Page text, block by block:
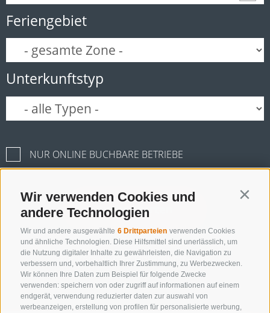
Wir verwenden Cookies und
andere Technologien
Wir und andere ausgewählte 6 Drittparteien verwenden Cookies
und ähnliche Technologien. Diese Hilfsmittel sind unerlässlich, um
die Nutzung digitaler Inhalte zu gewährleisten, die Navigation zu
verbessern und, vorbehaltlich Ihrer Zustimmung, zu Werbezwecken.
Wir können Ihre Daten zum Beispiel für folgende Zwecke
verwenden: speichern von oder zugriff auf informationen auf einem
endgerät, verwendung reduzierter daten zur auswahl von
werbeanzeigen, erstellung von profilen für personalisierte werbung,
Feriengebiet
Unterkunftstyp
NUR ONLINE BUCHBARE BETRIEBE
Suche starten
zur kompletten Unterkunftsliste